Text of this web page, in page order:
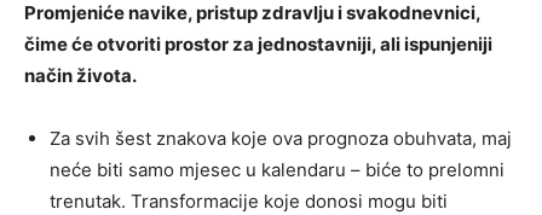
Promjeniće navike, pristup zdravlju i svakodnevnici,
čime će otvoriti prostor za jednostavniji, ali ispunjeniji
način života.
Za svih šest znakova koje ova prognoza obuhvata, maj
neće biti samo mjesec u kalendaru – biće to prelomni
trenutak. Transformacije koje donosi mogu biti